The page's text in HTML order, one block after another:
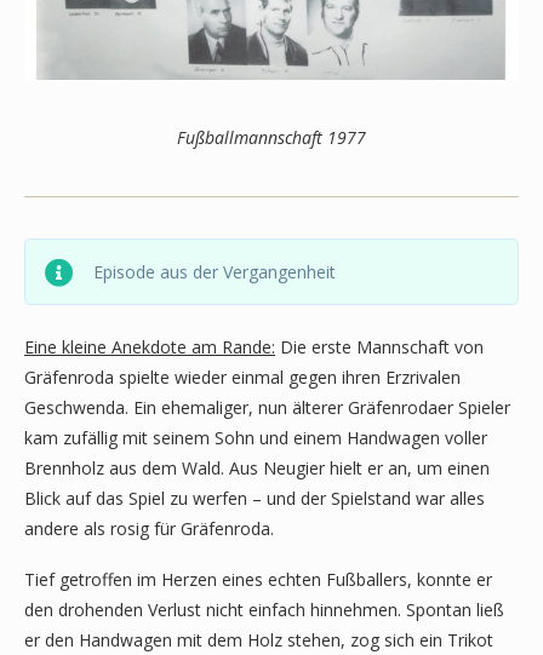
Fußballmannschaft 1977
Episode aus der Vergangenheit
Eine kleine Anekdote am Rande: Die erste Mannschaft von
Gräfenroda spielte wieder einmal gegen ihren Erzrivalen
Geschwenda. Ein ehemaliger, nun älterer Gräfenrodaer Spieler
kam zufällig mit seinem Sohn und einem Handwagen voller
Brennholz aus dem Wald. Aus Neugier hielt er an, um einen
Blick auf das Spiel zu werfen – und der Spielstand war alles
andere als rosig für Gräfenroda.
Tief getroffen im Herzen eines echten Fußballers, konnte er
den drohenden Verlust nicht einfach hinnehmen. Spontan ließ
er den Handwagen mit dem Holz stehen, zog sich ein Trikot